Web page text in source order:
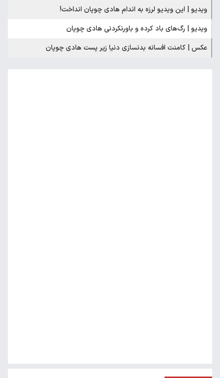
ویدیو | این ویدیو لرزه به اندام هادی چوپان انداخت!
ویدیو | رگ‌های باد کرده و باورنکردنی هادی چوپان
عکس | کامنت افسانه بدنسازی دنیا زیر پست هادی چوپان